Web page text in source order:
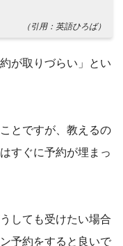
（引用：英語ひろば）
が取りづらい」とい
とですが、教えるの
すぐに予約が埋まっ
しても受けたい場合
予約をすると良いで